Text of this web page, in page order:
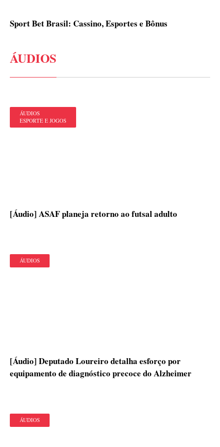
Sport Bet Brasil: Cassino, Esportes e Bônus
ÁUDIOS
ÁUDIOS
ESPORTE E JOGOS
[Áudio] ASAF planeja retorno ao futsal adulto
ÁUDIOS
[Áudio] Deputado Loureiro detalha esforço por
equipamento de diagnóstico precoce do Alzheimer
ÁUDIOS